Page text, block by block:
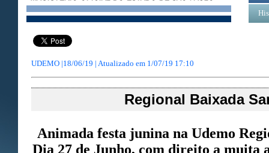
UDEMO |18/06/19 | Atualizado em 1/07/19 17:10
Regional Baixada
Animada festa junina na Udemo
Dia 27 de Junho, com direito a muita